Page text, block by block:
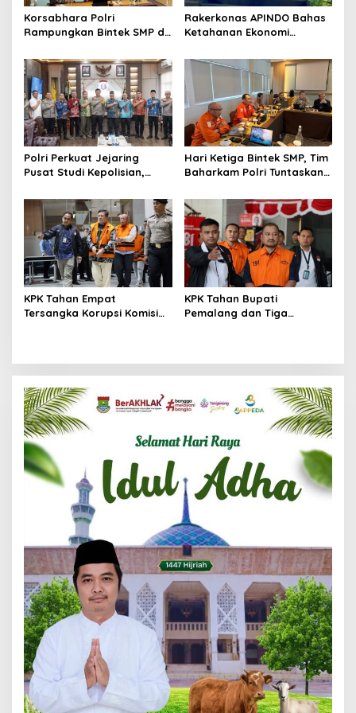
Korsabhara Polri
Rampungkan Bintek SMP di
Pengamanan Capai 88,44
Persen
Rakerkonas APINDO Bahas
Ketahanan Ekonomi
Soroti Pentingnya
Kolaborasi Lintas Sektor
Polri Perkuat Jejaring
Pusat Studi Kepolisian,
Kebijakan dan Inovasi
Hari Ketiga Bintek SMP, Tim
Baharkam Polri Tuntaskan
Pengamanan Pertamina
Patra Niaga Jabar
KPK Tahan Empat
Tersangka Korupsi Komisi
KPK Tahan Bupati
Pemalang dan Tiga